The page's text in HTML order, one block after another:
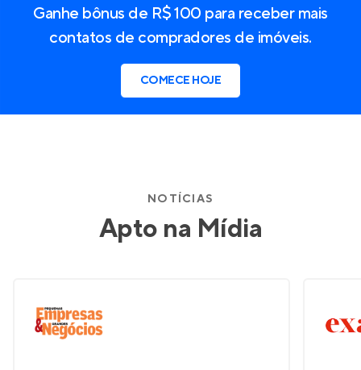
Ganhe bônus de R$ 100 para receber mais
contatos de compradores de imóveis.
COMECE HOJE
NOTÍCIAS
Apto na Mídia